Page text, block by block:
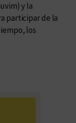
y la
participar de la
los